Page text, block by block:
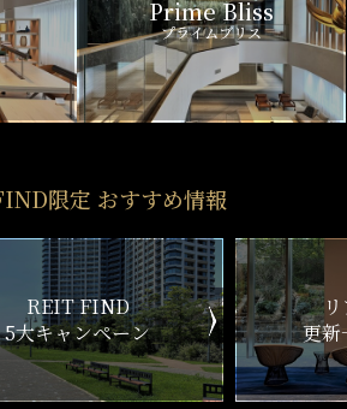
Prime Bliss
プライムブリス
限定 おすすめ情報
リアルタイム
更新一覧チェック
新